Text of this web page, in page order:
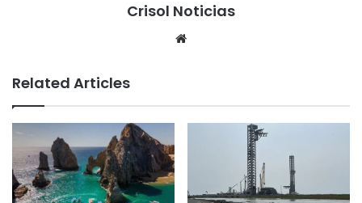
Crisol Noticias
Related Articles